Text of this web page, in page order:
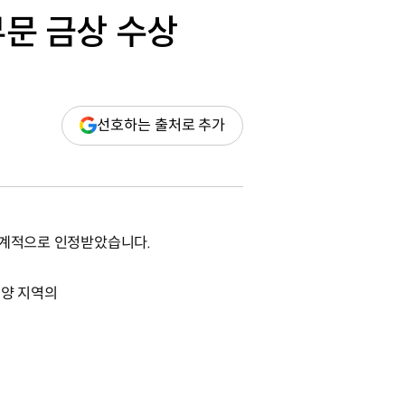
금상 수상
선호하는 출처로 추가(새
창
적으로 인정받았습니다.
지역의